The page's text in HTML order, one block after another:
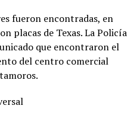
fueron encontradas, en
placas de Texas. La Policía
que encontraron el
del centro comercial